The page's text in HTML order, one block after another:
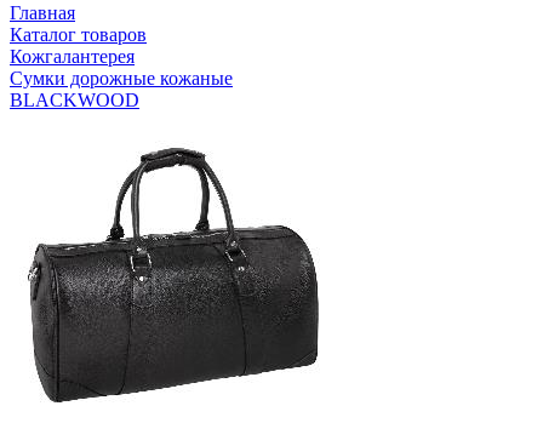
Главная
Каталог товаров
Кожгалантерея
Сумки дорожные кожаные
BLACKWOOD